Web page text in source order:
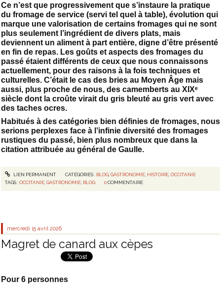
Ce n’est que progressivement que s’instaure la pratique
du fromage de service (servi tel quel à table), évolution qui
marque une valorisation de certains fromages qui ne sont
plus seulement l’ingrédient de divers plats, mais
deviennent un aliment à part entière, digne d’être présenté
en fin de repas. Les goûts et aspects des fromages du
passé étaient différents de ceux que nous connaissons
actuellement, pour des raisons à la fois techniques et
culturelles. C’était le cas des bries au Moyen Âge mais
aussi, plus proche de nous, des camemberts au XIXᵉ
siècle dont la croûte virait du gris bleuté au gris vert avec
des taches ocres.
Habitués à des catégories bien définies de fromages, nous
serions perplexes face à l’infinie diversité des fromages
rustiques du passé, bien plus nombreux que dans la
citation attribuée au général de Gaulle.
LIEN PERMANENT CATÉGORIES : BLOG, GASTRONOMIE, HISTOIRE, OCCITANIE
TAGS :OCCITANIE,GASTRONOMIE, BLOG 0 COMMENTAIRE
mercredi 15 avril 2026
Magret de canard aux cèpes
Pour 6 personnes